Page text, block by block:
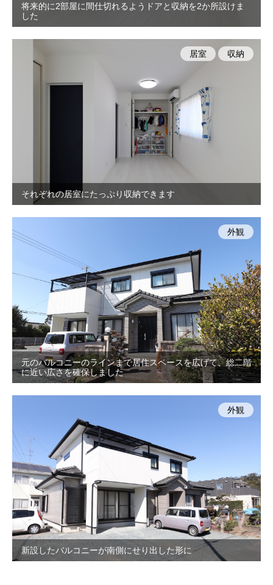
将来的に2部屋に間仕切れるようドアと収納を2か所設けま
した
それぞれの居室にたっぷり収納できます
居室 収納
元のバルコニーのラインまで居住スペースを広げて、総二階
に近い広さを確保しました
外観
新設したバルコニーが南側にせり出した形に
外観